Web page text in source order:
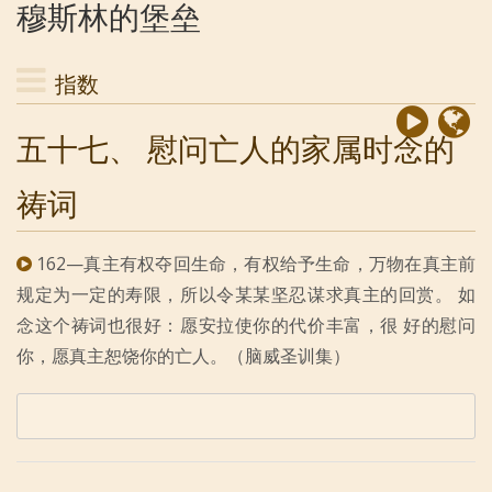
穆斯林的堡垒
指数
五十七、 慰问亡人的家属时念的
祷词
162—真主有权夺回生命，有权给予生命，万物在真主前
规定为一定的寿限，所以令某某坚忍谋求真主的回赏。 如
念这个祷词也很好：愿安拉使你的代价丰富，很 好的慰问
你，愿真主恕饶你的亡人。（脑威圣训集）